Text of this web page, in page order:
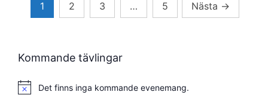
Sidnumrering
1 2 3 … 5 Nästa →
Kommande tävlingar
Notis Det finns inga kommande evenemang.